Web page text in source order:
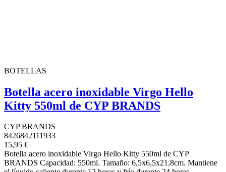
BOTELLAS
Botella acero inoxidable Virgo Hello
Kitty 550ml de CYP BRANDS
CYP BRANDS
8426842111933
15,95 €
Botella acero inoxidable Virgo Hello Kitty 550ml de CYP
BRANDS Capacidad: 550ml. Tamaño: 6,5x6,5x21,8cm. Mantiene